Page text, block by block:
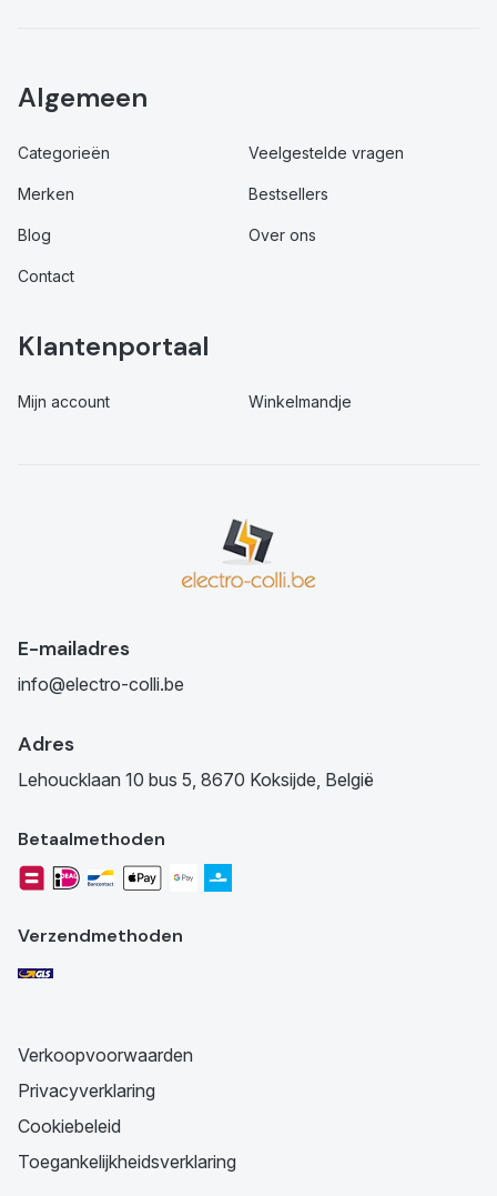
Algemeen
Categorieën Veelgestelde vragen
Merken Bestsellers
Blog Over ons
Contact
Klantenportaal
Mijn account Winkelmandje
E-mailadres
info@electro-colli.be
Adres
Lehoucklaan 10 bus 5, 8670 Koksijde, België
Betaalmethoden
Verzendmethoden
Verkoopvoorwaarden
Privacyverklaring
Cookiebeleid
Toegankelijkheidsverklaring